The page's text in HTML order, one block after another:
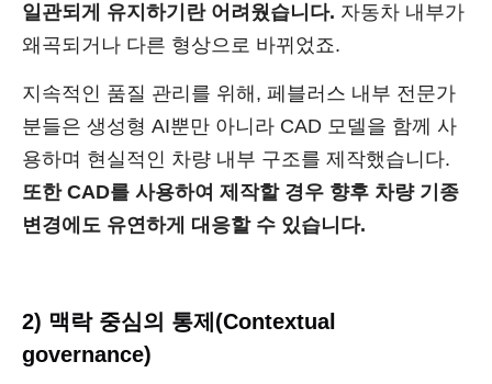
일관되게 유지하기란 어려웠습니다. 자동차 내부가
왜곡되거나 다른 형상으로 바뀌었죠.
지속적인 품질 관리를 위해, 페블러스 내부 전문가
분들은 생성형 AI뿐만 아니라 CAD 모델을 함께 사
용하며 현실적인 차량 내부 구조를 제작했습니다.
또한 CAD를 사용하여 제작할 경우 향후 차량 기종
변경에도 유연하게 대응할 수 있습니다.
2) 맥락 중심의 통제(Contextual
governance)